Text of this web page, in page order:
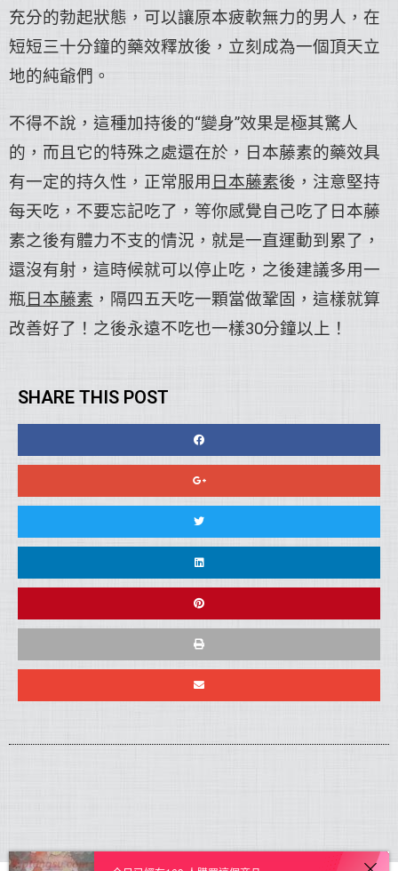
充分的勃起狀態，可以讓原本疲軟無力的男人，在
短短三十分鐘的藥效釋放後，立刻成為一個頂天立
地的純爺們。
不得不說，這種加持後的“變身”效果是極其驚人
的，而且它的特殊之處還在於，日本藤素的藥效具
有一定的持久性，正常服用 日本藤素後，注意堅持
每天吃，不要忘記吃了，等你感覺自己吃了日本藤
素之後有體力不支的情況，就是一直運動到累了，
還沒有射，這時候就可以停止吃，之後建議多用一
瓶日本藤素 ，隔四五天吃一顆當做鞏固，這樣就算
改善好了！之後永遠不吃也一樣30分鐘以上！
SHARE THIS POST